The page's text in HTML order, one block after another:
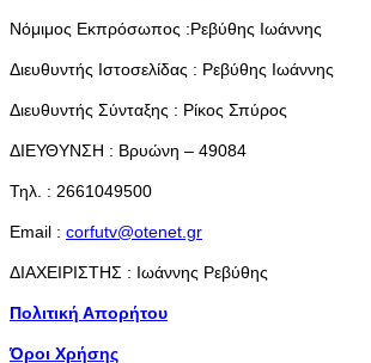
Νόμιμος Εκπρόσωπος :Ρεβύθης Ιωάννης
Διευθυντής Ιστοσελίδας : Ρεβύθης Ιωάννης
Διευθυντής Σύνταξης : Ρίκος Σπύρος
ΔΙΕΥΘΥΝΣΗ : Βρυώνη – 49084
Τηλ. : 2661049500
Email : corfutv@otenet.gr
ΔΙΑΧΕΙΡΙΣΤΗΣ : Ιωάννης Ρεβύθης
Πολιτική Απορήτου
Όροι Χρήσης